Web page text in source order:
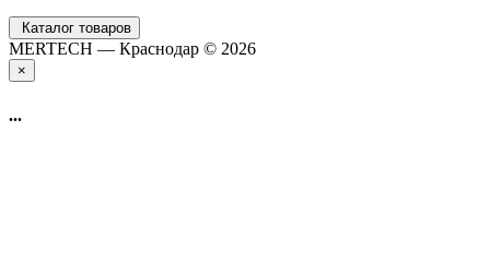
Каталог товаров
MERTECH — Краснодар © 2026
×
...